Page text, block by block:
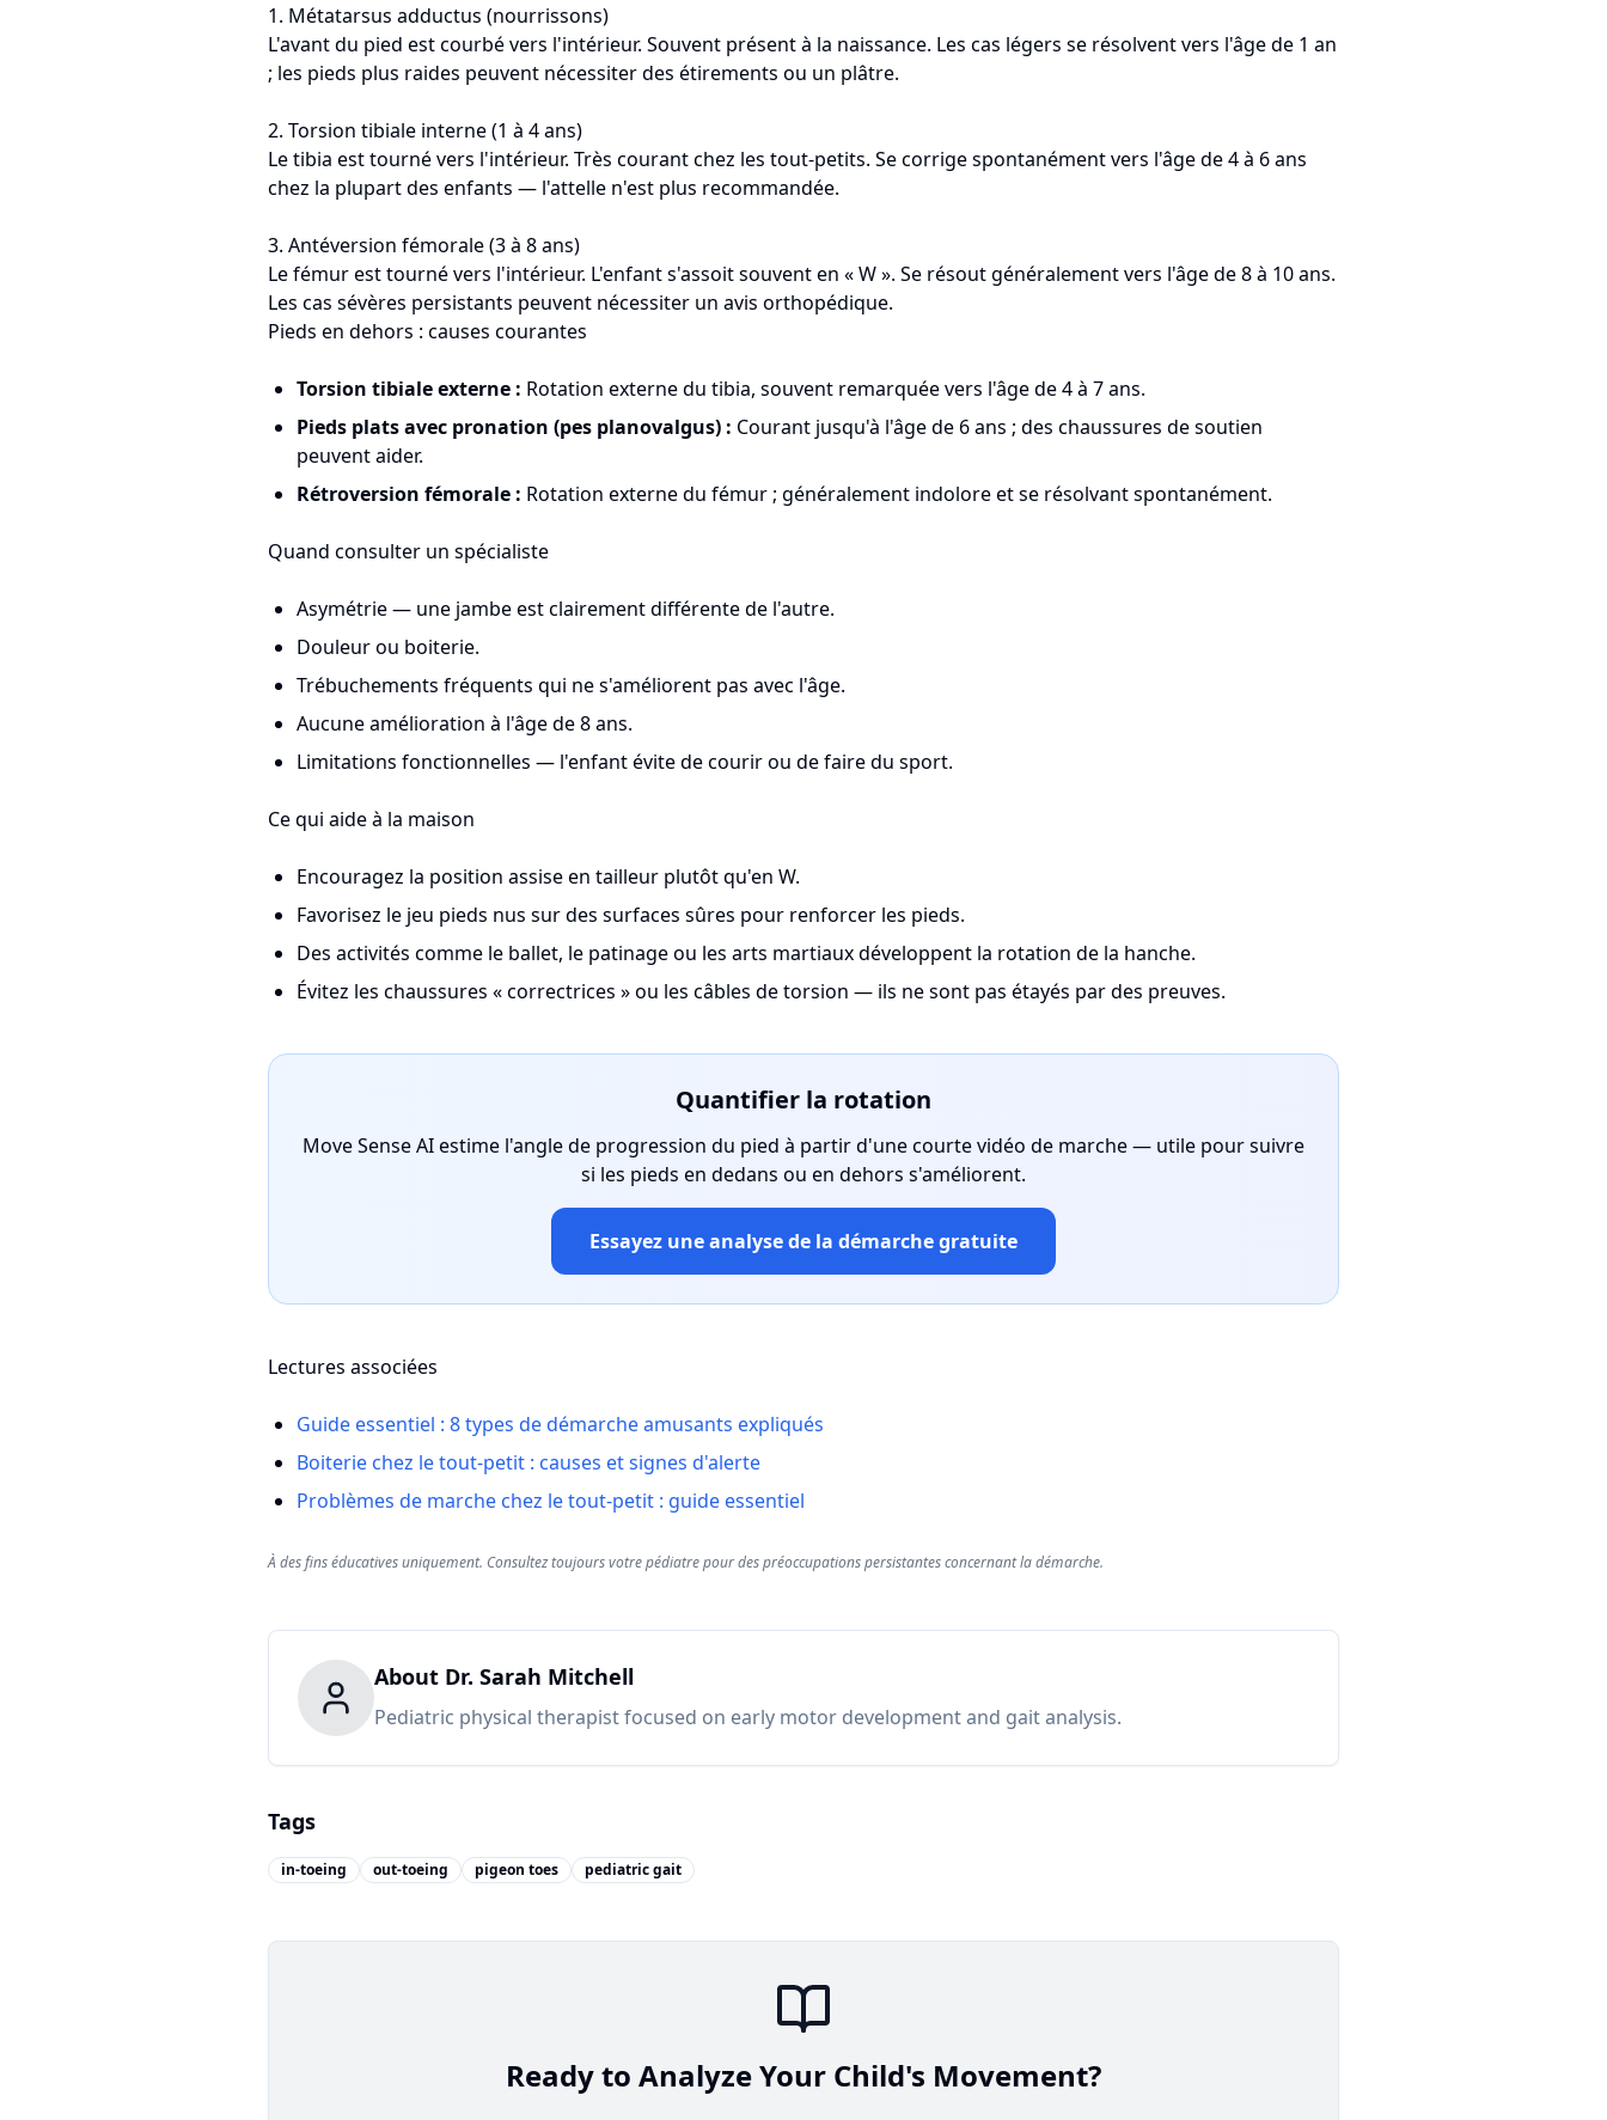
1. Métatarsus adductus (nourrissons)
L'avant du pied est courbé vers l'intérieur. Souvent présent à la naissance. Les cas légers se résolvent vers l'âge de 1 an
; les pieds plus raides peuvent nécessiter des étirements ou un plâtre.
2. Torsion tibiale interne (1 à 4 ans)
Le tibia est tourné vers l'intérieur. Très courant chez les tout-petits. Se corrige spontanément vers l'âge de 4 à 6 ans
chez la plupart des enfants — l'attelle n'est plus recommandée.
3. Antéversion fémorale (3 à 8 ans)
Le fémur est tourné vers l'intérieur. L'enfant s'assoit souvent en « W ». Se résout généralement vers l'âge de 8 à 10 ans.
Les cas sévères persistants peuvent nécessiter un avis orthopédique.
Pieds en dehors : causes courantes
Torsion tibiale externe : Rotation externe du tibia, souvent remarquée vers l'âge de 4 à 7 ans.
Pieds plats avec pronation (pes planovalgus) : Courant jusqu'à l'âge de 6 ans ; des chaussures de soutien
peuvent aider.
Rétroversion fémorale : Rotation externe du fémur ; généralement indolore et se résolvant spontanément.
Quand consulter un spécialiste
Asymétrie — une jambe est clairement différente de l'autre.
Douleur ou boiterie.
Trébuchements fréquents qui ne s'améliorent pas avec l'âge.
Aucune amélioration à l'âge de 8 ans.
Limitations fonctionnelles — l'enfant évite de courir ou de faire du sport.
Ce qui aide à la maison
Encouragez la position assise en tailleur plutôt qu'en W.
Favorisez le jeu pieds nus sur des surfaces sûres pour renforcer les pieds.
Des activités comme le ballet, le patinage ou les arts martiaux développent la rotation de la hanche.
Évitez les chaussures « correctrices » ou les câbles de torsion — ils ne sont pas étayés par des preuves.
Quantifier la rotation
Move Sense AI estime l'angle de progression du pied à partir d'une courte vidéo de marche — utile pour suivre
si les pieds en dedans ou en dehors s'améliorent.
Essayez une analyse de la démarche gratuite
Lectures associées
Guide essentiel : 8 types de démarche amusants expliqués
Boiterie chez le tout-petit : causes et signes d'alerte
Problèmes de marche chez le tout-petit : guide essentiel
À des fins éducatives uniquement. Consultez toujours votre pédiatre pour des préoccupations persistantes concernant la démarche.
About Dr. Sarah Mitchell
Pediatric physical therapist focused on early motor development and gait analysis.
Tags
in-toeing out-toeing pigeon toes pediatric gait
Ready to Analyze Your Child's Movement?